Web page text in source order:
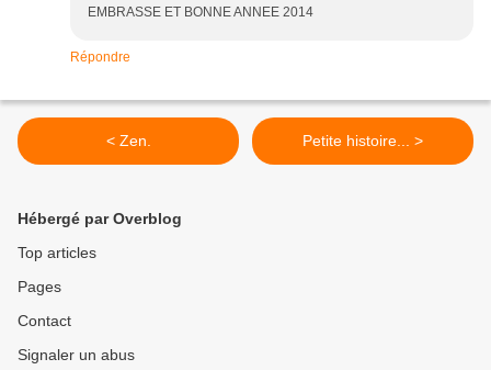
EMBRASSE ET BONNE ANNEE 2014
Répondre
< Zen. Petite histoire... >
Hébergé par Overblog
Top articles
Pages
Contact
Signaler un abus